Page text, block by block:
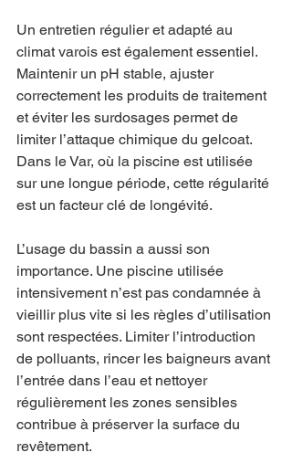
Un entretien régulier et adapté au
climat varois est également essentiel.
Maintenir un pH stable, ajuster
correctement les produits de traitement
et éviter les surdosages permet de
limiter l’attaque chimique du gelcoat.
Dans le Var, où la piscine est utilisée
sur une longue période, cette régularité
est un facteur clé de longévité.
L’usage du bassin a aussi son
importance. Une piscine utilisée
intensivement n’est pas condamnée à
vieillir plus vite si les règles d’utilisation
sont respectées. Limiter l’introduction
de polluants, rincer les baigneurs avant
l’entrée dans l’eau et nettoyer
régulièrement les zones sensibles
contribue à préserver la surface du
revêtement.